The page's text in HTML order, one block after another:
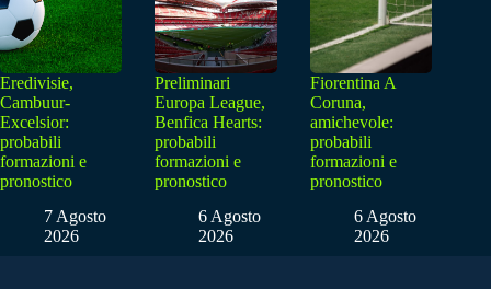
Eredivisie,
Cambuur-
Excelsior:
probabili
formazioni e
pronostico
7 Agosto
2026
Preliminari
Europa League,
Benfica Hearts:
probabili
formazioni e
pronostico
6 Agosto
2026
Fiorentina A
Coruna,
amichevole:
probabili
formazioni e
pronostico
6 Agosto
2026